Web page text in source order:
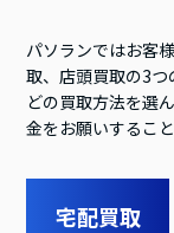
パソランではお客
取、店頭買取の3つ
どの買取方法を選
金をお願いするこ
宅配買取